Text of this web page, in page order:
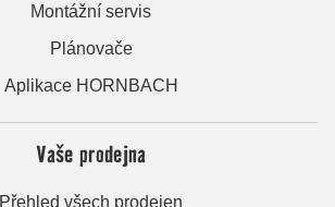
Montážní servis
Plánovače
Aplikace HORNBACH
Vaše prodejna
Přehled všech prodejen